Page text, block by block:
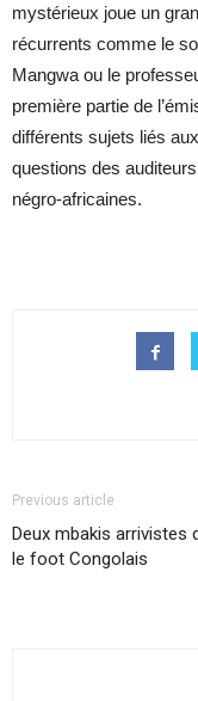
mystérieux joue un
récurrents comme le
Mangwa ou le
première partie de
différents sujets liés
questions des
négro-africaines.
Previous article
Deux mbakis arrivistes
le foot Congolais